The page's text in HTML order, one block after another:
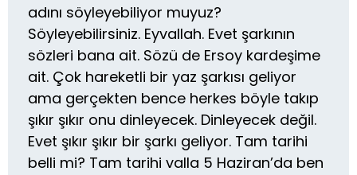
adını söyleyebiliyor muyuz?
Söyleyebilirsiniz. Eyvallah. Evet şarkının
sözleri bana ait. Sözü de Ersoy kardeşime
ait. Çok hareketli bir yaz şarkısı geliyor
ama gerçekten bence herkes böyle takıp
şıkır şıkır onu dinleyecek. Dinleyecek değil.
Evet şıkır şıkır bir şarkı geliyor. Tam tarihi
belli mi? Tam tarihi valla 5 Haziran’da ben